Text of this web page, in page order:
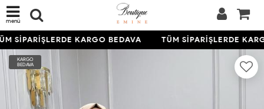
menü
SİPARİŞLERDE KARGO BEDAVA TÜM SİPARİŞLERDE
KARGO
BEDAVA